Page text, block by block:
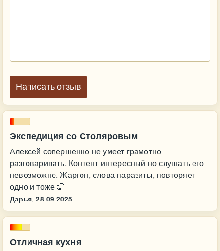
Экспедиция со Столяровым
Алексей совершенно не умеет грамотно
разговаривать. Контент интересный но слушать его
невозможно. Жаргон, слова паразиты, повторяет
одно и тоже 🤦
Дарья, 28.09.2025
Отличная кухня
Написать отзыв